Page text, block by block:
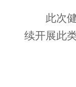
此次
续开展此